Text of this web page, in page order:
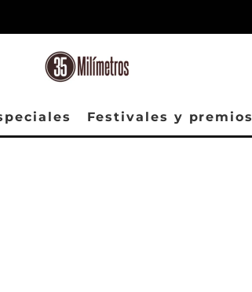
Festivales y premios